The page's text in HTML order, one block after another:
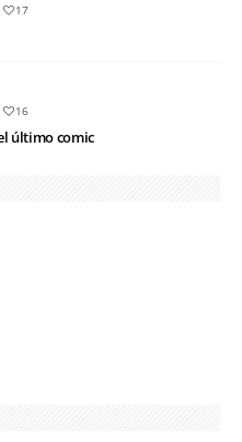
17
16
último comic